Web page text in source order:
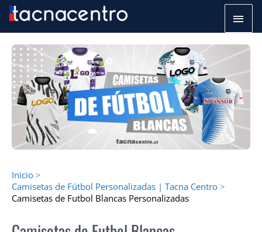
contenido
Inicio
Camisetas de Fútbol Personalizadas | Tacna Centro
Camisetas de Futbol Blancas Personalizadas